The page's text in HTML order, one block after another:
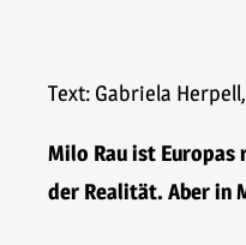
Text: Gabriela
Milo Rau ist Europas
der Realität. Aber in